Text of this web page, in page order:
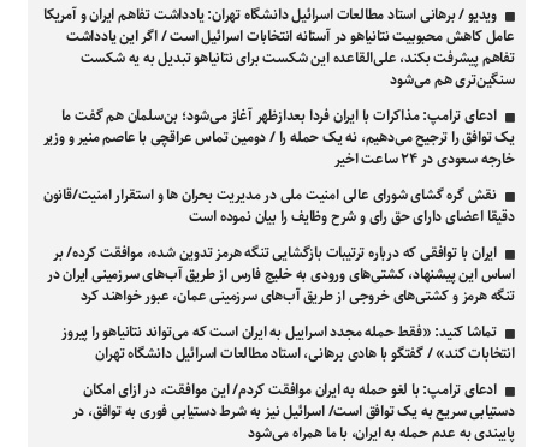
ویدیو / برهانی استاد مطالعات اسرائیل دانشگاه تهران: یادداشت تفاهم ایران و آمریکا
عامل کاهش محبوبیت نتانیاهو در آستانه انتخابات اسرائیل است / اگر این یادداشت
تفاهم پیشرفت بکند، علی‌القاعده این شکست برای نتانیاهو تبدیل به یه شکست
سنگین‌تری هم می‌شود
ادعای ترامپ: مذاکرات با ایران فردا بعدازظهر آغاز می‌شود؛ بن‌سلمان هم گفت ما
یک توافق را ترجیح می‌دهیم، نه یک حمله را / دومین تماس عراقچی با عاصم منیر و وزیر
خارجه سعودی در ۲۴ ساعت اخیر
نقش گره گشای شورای عالی امنیت ملی در مدیریت بحران ها و استقرار امنیت/قانون
دقیقا اعضای دارای حق رای و شرح وظایف را بیان نموده است
ایران با توافقی که درباره ترتیبات بازگشایی تنگه هرمز تدوین شده، موافقت کرده/ بر
اساس این پیشنهاد، کشتی‌های ورودی به خلیج فارس از طریق آب‌های سرزمینی ایران در
تنگه هرمز و کشتی‌های خروجی از طریق آب‌های سرزمینی عمان، عبور خواهند کرد
تماشا کنید: «فقط حمله مجدد اسراییل به ایران است که می‌تواند نتانیاهو را پیروز
انتخابات کند» / گفتگو با هادی برهانی، استاد مطالعات اسرائیل دانشگاه تهران
ادعای ترامپ: با لغو حمله به ایران موافقت کردم/ این موافقت، در ازای امکان
دستیابی سریع به یک توافق است/ اسرائیل نیز به شرط دستیابی فوری به توافق، در
پایبندی به عدم حمله به ایران، با ما همراه می‌شود